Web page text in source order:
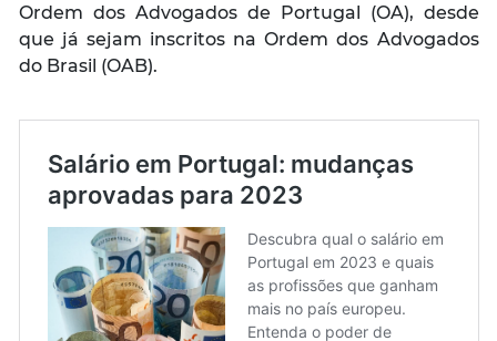
Ordem dos Advogados de Portugal (OA), desde
que já sejam inscritos na Ordem dos Advogados
do Brasil (OAB).